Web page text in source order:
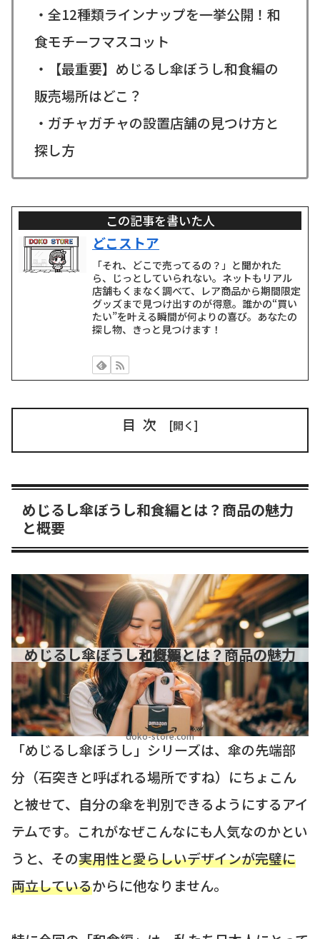
・全12種類ラインナップを一挙公開！和
食モチーフマスコット
・【最重要】めじるし傘ぼうし和食編の
販売場所はどこ？
・ガチャガチャの設置店舗の見つけ方と
探し方
この記事を書いた人
どこストア
「それ、どこで売ってるの？」と聞かれた
ら、じっとしていられない。ネットもリアル
店舗もくまなく調べて、レア商品から期間限定
グッズまで見つけ出すのが得意。誰かの“買い
たい”を叶える瞬間が何よりの喜び。あなたの
探し物、きっと見つけます！
目次
めじるし傘ぼうし和食編とは？商品の魅力
と概要
doko-store.com
めじるし傘ぼうし和食編とは？商品の魅力と概要
「めじるし傘ぼうし」シリーズは、傘の先端部
分（石突きと呼ばれる場所ですね）にちょこん
と被せて、自分の傘を判別できるようにするアイ
テムです。これがなぜこんなにも人気なのかとい
うと、その実用性と愛らしいデザインが完璧に
両立しているからに他なりません。